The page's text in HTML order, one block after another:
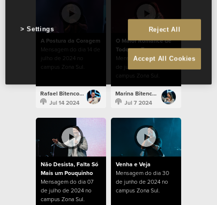
A Postura da Coragem
Mensagem do dia 14 de
julho de 2024 no
campus Zona Sul.
Rafael Bitencourt
Jul 14 2024
O Maior Romance de
Todos os Tempos
Mensagem do dia 07
de julho de 2024 no
campus Zona Sul.
Marina Bitencourt
Jul 7 2024
Não Desista, Falta Só
Mais um Pouquinho
Mensagem do dia 07
de julho de 2024 no
campus Zona Sul.
Venha e Veja
Mensagem do dia 30
de junho de 2024 no
campus Zona Sul.
Reject All
Accept All Cookies
Settings